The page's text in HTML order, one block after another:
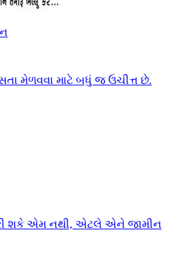
મેળવવા માટે બધું જ ઉચીત્ત છે.
શકે એમ નથી, એટલે એને જામીન